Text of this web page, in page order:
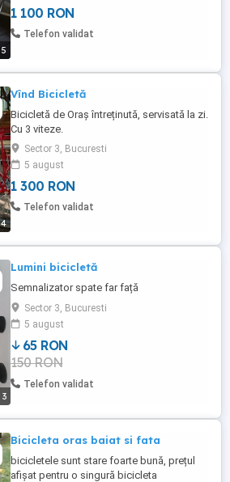
5
1 100 RON
Telefon validat
4
Vînd Bicicletă
Bicicletă de Oraș întreținută, servisată la zi.
Cu 3 viteze.
Sector 3, Bucuresti
5 august
1 300 RON
Telefon validat
3
Lumini bicicletă
Semnalizator spate far față
Sector 3, Bucuresti
5 august
65 RON
150 RON
Telefon validat
Bicicleta oras baiat si fata
bicicletele sunt stare foarte bună, prețul
afișat pentru o singură bicicleta